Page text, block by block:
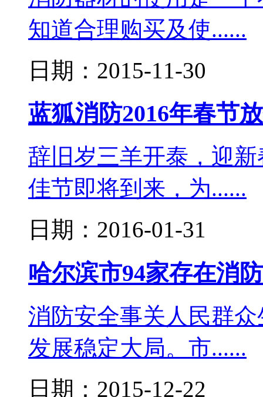
知道合理购买及使......
日期：2015-11-30
蓝狐消防2016年春节
辞旧岁三羊开泰，迎
佳节即将到来，为......
日期：2016-01-31
哈尔滨市94家存在消
消防安全事关人民群
发展稳定大局。市......
日期：2015-12-22